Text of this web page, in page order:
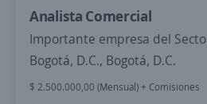
Analista Comercial
Importante empresa del
Bogotá, D.C., Bogotá, D.C.
$ 2.500.000,00 (Mensual) + Comisiones